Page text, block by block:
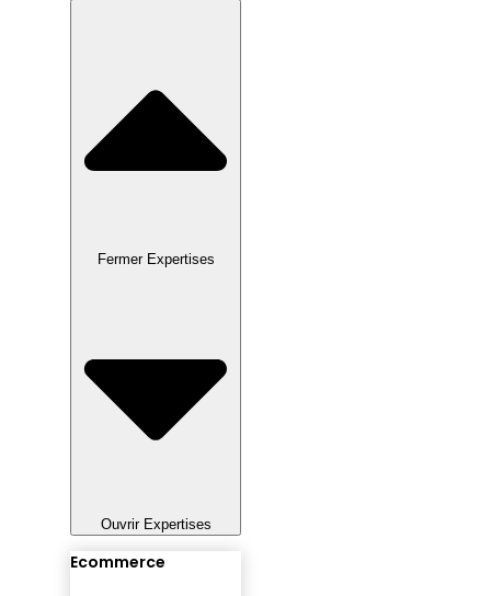
Fermer Expertises
Ouvrir Expertises
Ecommerce